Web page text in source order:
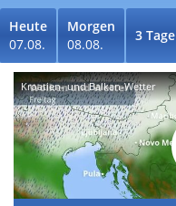
Heute
07.08.
Morgen
08.08.
3 Tage
Kroatien- und Balkan-Wetter